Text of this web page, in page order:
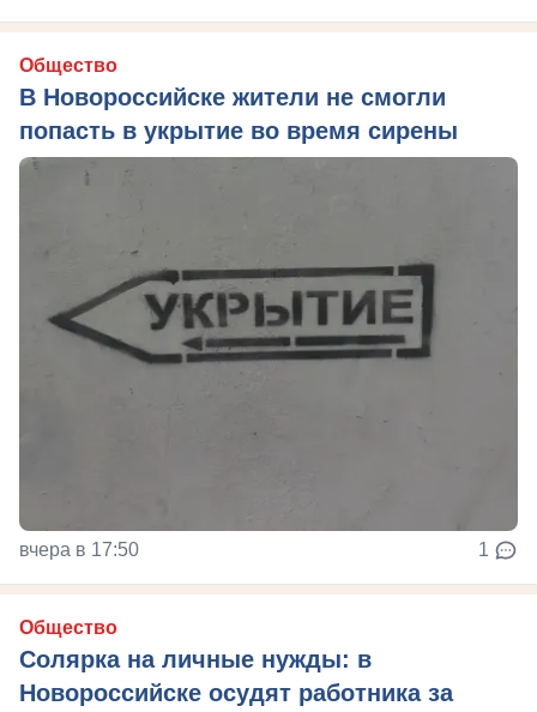
Общество
В Новороссийске жители не смогли
попасть в укрытие во время сирены
вчера в 17:50 1
Общество
Солярка на личные нужды: в
Новороссийске осудят работника за